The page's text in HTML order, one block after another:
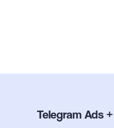
Telegram Ads